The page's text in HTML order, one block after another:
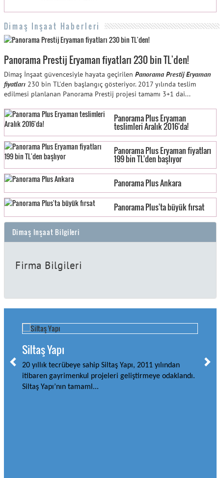
Dimaş Inşaat Haberleri
Panorama Prestij Eryaman fiyatları 230 bin TL'den!
Dimaş İnşaat güvencesiyle hayata geçirilen Panorama Prestij Eryaman
fiyatları230 bin TL'den başlangıç gösteriyor. 2017 yılında teslim
edilmesi planlanan Panorama Prestij projesi tamamı 3+1 dai...
Panorama Plus Eryaman
teslimleri Aralık 2016'da!
Panorama Plus Eryaman fiyatları
199 bin TL'den başlıyor
Panorama Plus Ankara
Panorama Plus'ta büyük fırsat
Dimaş Inşaat Bilgileri
Firma Bilgileri
Siltaş Yapı
20 yıllık tecrübeye sahip Siltaş Yapı, 2011 yılından
itibaren gayrimenkul projeleri geliştirmeye odaklandı.
Siltaş Yapı’nın tamaml...